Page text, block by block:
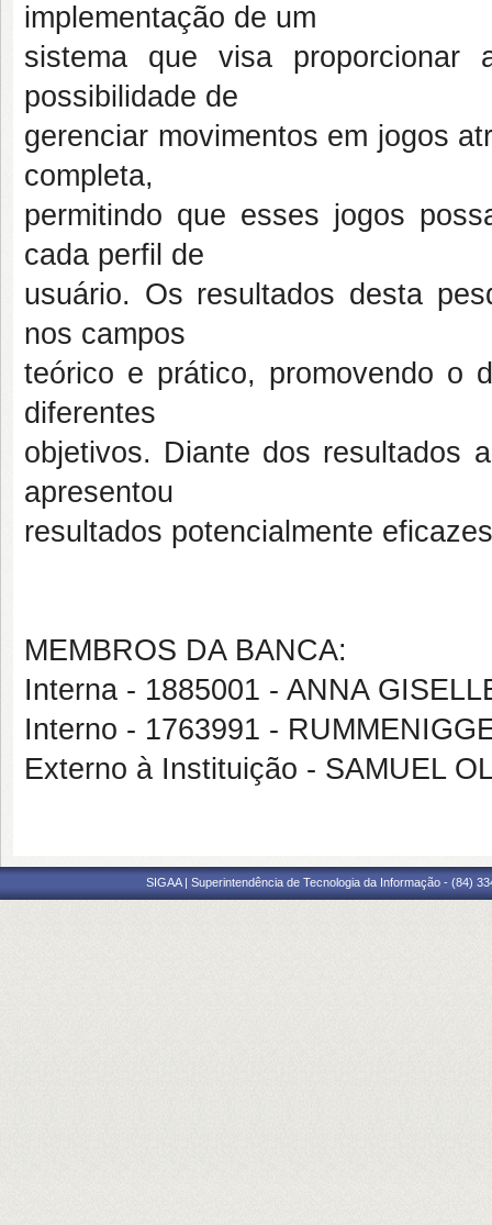
implementação de um
sistema que visa
possibilidade de
gerenciar movimentos em jogos
completa,
permitindo que esses jogos
cada perfil de
usuário. Os resultados desta
nos campos
teórico e prático, promovendo o
diferentes
objetivos. Diante dos resultados
apresentou
resultados potencialmente
MEMBROS DA BANCA:
Interna - 1885001 - ANNA
Interno - 1763991 -
Externo à Instituição - SAMUEL
SIGAA | Superintendência de Tecnologia da Informação - (84)